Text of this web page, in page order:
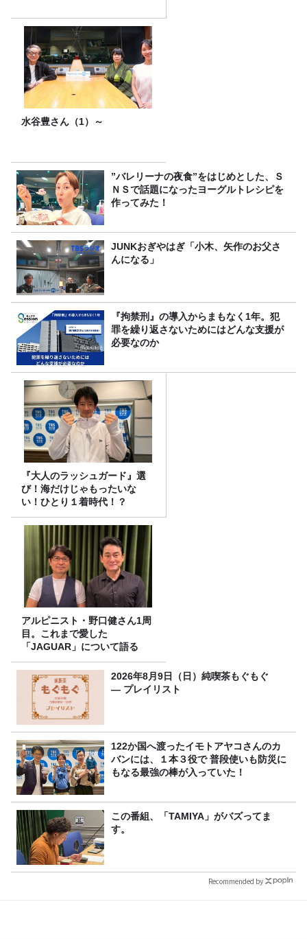
水谷豊さん（1）～
”バレリーナの夜食”をはじめとした、Ｓ
ＮＳで話題になったヨーグルトレシピを
作ってみた！
JUNKおぎやはぎ「小木、矢作のお父さ
んになる」
『拘禁刑』の導入からまもなく1年。犯
罪を繰り返さないためにはどんな支援が
必要なのか
『大人のラッシュガード』選
び！海だけじゃもったいな
い！ひとり１着時代！？
アルピニスト・野口健さん1周
目。これまで愛した
「JAGUAR」について語る
2026年8月9日（日）純喫茶もぐもぐ
― プレイリスト
122か国へ渡ったイモトアヤコさんのカ
バンには、１本３役で 普段使いも防災に
もなる最強の棒が入っていた！
この番組、「TAMIYA」がバズってま
す。
Recommended by